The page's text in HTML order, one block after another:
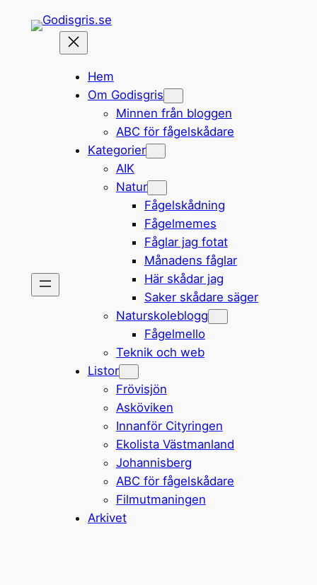
Hem
Om Godisgris
Minnen från bloggen
ABC för fågelskådare
Kategorier
AIK
Natur
Fågelskådning
Fågelmemes
Fåglar jag fotat
Månadens fåglar
Här skådar jag
Saker skådare säger
Naturskoleblogg
Fågelmello
Teknik och web
Listor
Frövisjön
Asköviken
Innanför Cityringen
Ekolista Västmanland
Johannisberg
ABC för fågelskådare
Filmutmaningen
Arkivet